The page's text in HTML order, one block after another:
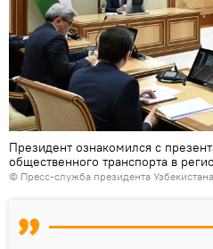
Президент ознакомился с
общественного транспорта в
© Пресс-служба президента Узбекистана